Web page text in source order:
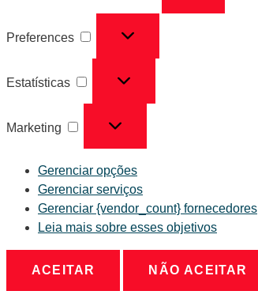
Preferences
Estatísticas
Marketing
Gerenciar opções
Gerenciar serviços
Gerenciar {vendor_count} fornecedores
Leia mais sobre esses objetivos
ACEITAR NÃO ACEITAR